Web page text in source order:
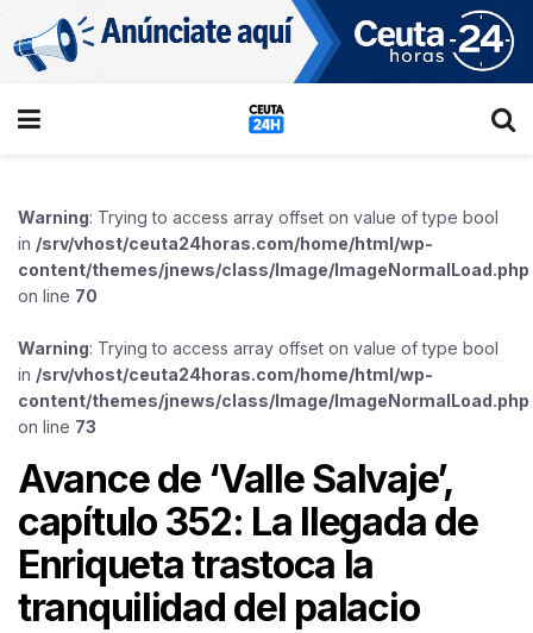
Warning: Trying to access array offset on value of type bool
in /srv/vhost/ceuta24horas.com/home/html/wp-
content/themes/jnews/class/Image/ImageNormalLoad.php
on line 70
Warning: Trying to access array offset on value of type bool
in /srv/vhost/ceuta24horas.com/home/html/wp-
content/themes/jnews/class/Image/ImageNormalLoad.php
on line 73
Avance de ‘Valle Salvaje’,
capítulo 352: La llegada de
Enriqueta trastoca la
tranquilidad del palacio